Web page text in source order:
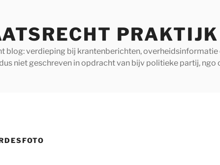
PRAKTIJK
blog: verdieping bij krantenberichten,
niet geschreven in opdracht van bijv politieke partij, ngo